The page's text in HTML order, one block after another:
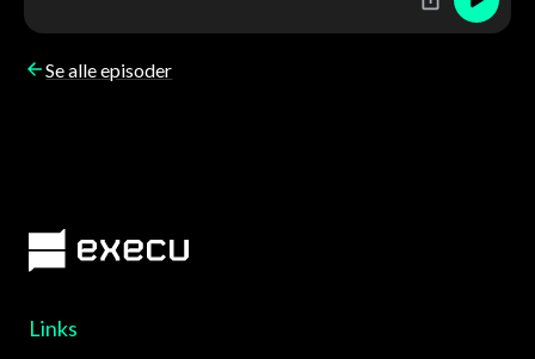
Se alle episoder
Links